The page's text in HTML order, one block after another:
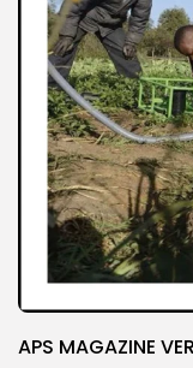
APS MAGAZINE